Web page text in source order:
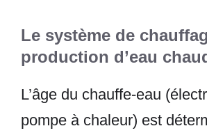
Le système de
production d’eau
L’âge du chauffe-eau
pompe à chaleur) est